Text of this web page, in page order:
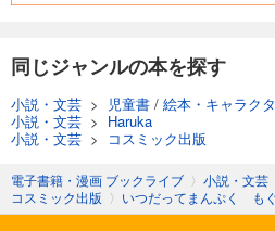
同じジャンルの本を探す
小説・文芸 > 児童書 / 絵本・キャラク
小説・文芸 > Haruka
小説・文芸 > コスミック出版
電子書籍・漫画 ブックライブ 〉 小説・文芸
コスミック出版 〉 いつだってまんぷく も